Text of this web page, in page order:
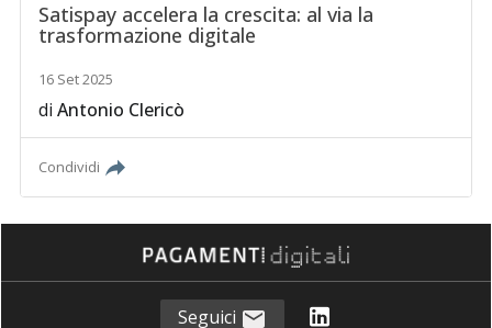
Satispay accelera la crescita: al via la
trasformazione digitale
16 Set 2025
diAntonio Clericò
Condividi
Seguici